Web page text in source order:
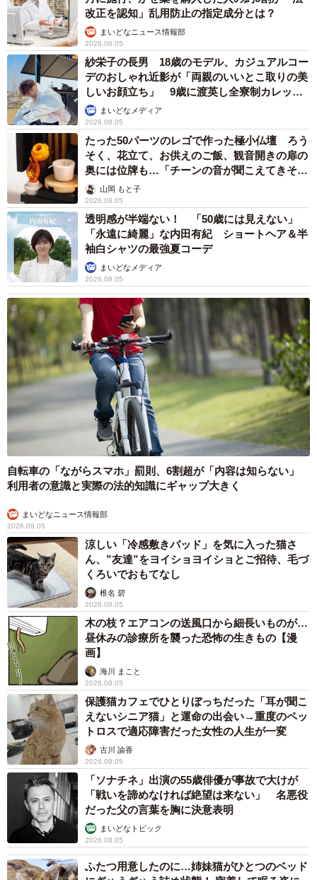
改正を認知」乱用防止の指定成分とは？
まいどなニュース情報部
2026.08.05
紗栄子の長男 18歳のモデル、カジュアルコー
デのおしゃれ近影が「両親のいいとこ取りの美
しいお顔立ち」 9歳に渡英し全寮制カレッジ
で学ぶまいどなメディア
2026.08.05
たった50パーツのレゴで作った極小仏壇 ろう
そく、花立て、お供えのご飯、観音開きの扉の
奥には位牌も…「チーンの音が聞こえてきそ
う」山岡 もと子
2026.08.05
透明感が半端ない！ 「50歳には見えない」
「永遠に綺麗」な内田有紀 ショートヘア＆半
袖白シャツの最強夏コーデ
まいどなメディア
2026.08.05
自転車の「ながらスマホ」罰則、6割超が「内容は知らない」
利用者の意識と実際の法的知識にギャップ大きく
まいどなニュース情報部
2026.08.05
涼しい「冷感敷きパッド」を気に入った猫さ
ん、”友達”をヨイショヨイショとご招待、毛づ
くろいでおもてなし
椎名 碧
2026.08.05
木の枝？エアコンの送風口から細長いものが…
昼休みの診療所を襲った恐怖の生きもの【漫
画】
海川 まこと
2026.08.05
保護猫カフェでひとりぼっちだった「耳が聞こ
えないシニア猫」と運命の出会い→重度のペッ
トロスで適応障害だった女性の人生が一変
古川 諭香
2026.08.05
「ソナチネ」出演の55歳俳優が事故で大けが
「戦いを諦めなければ絶望は来ない」 名悪役
だった父の言葉を胸に決意表明
まいどなトピック
2026.08.05
ふたつ用意したのに…姉妹猫がひとつのベッド